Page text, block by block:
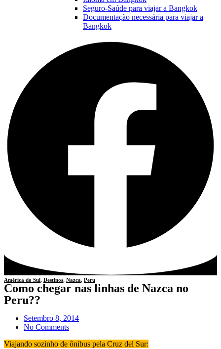
Seguro-Saúde para viajar a Bangkok
Documentação necessária para viajar a
Bangkok
América do Sul, Destinos, Nazca, Peru
Como chegar nas linhas de Nazca no
Peru??
Setembro 8, 2014
No Comments
Viajando sozinho de ônibus pela Cruz del Sur: